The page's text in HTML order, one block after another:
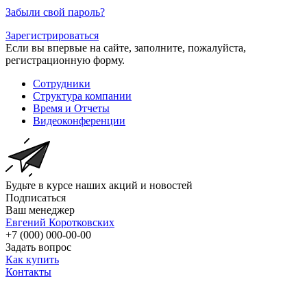
Забыли свой пароль?
Зарегистрироваться
Если вы впервые на сайте, заполните, пожалуйста,
регистрационную форму.
Сотрудники
Структура компании
Время и Отчеты
Видеоконференции
Будьте в курсе наших акций и новостей
Подписаться
Ваш менеджер
Евгений Коротковских
+7 (000) 000-00-00
Задать вопрос
Как купить
Контакты